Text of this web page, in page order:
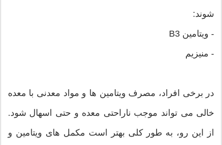
شوند:
- ویتامین B3
- منیزیم
در برخی افراد، مصرف ویتامین ها و مواد معدنی با معده
خالی می تواند موجب ناراحتی معده و حتی اسهال شود.
از این رو، به طور کلی بهتر است مکمل های ویتامین و